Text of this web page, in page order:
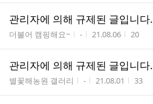
관리자에 의해 규제된 글입니다.
게시판명
더불어 캠핑해요~ 작성자
- 작성시간
21.08.06 조회수
20
관리자에 의해 규제된 글입니다.
게시판명
별꽃해농원 갤러리 작성자
- 작성시간
21.08.01 조회수
33